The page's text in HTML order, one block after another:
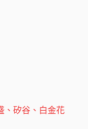
、矽谷、白金花